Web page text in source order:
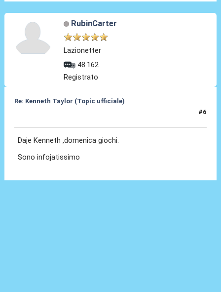
RubinCarter
Lazionetter
48.162
Registrato
Re: Kenneth Taylor (Topic ufficiale)
#6
Daje Kenneth ,domenica giochi.
Sono infojatissimo